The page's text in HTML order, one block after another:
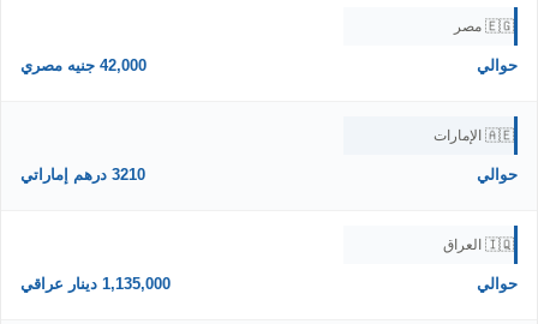
🇪🇬 مصر
حوالي 42,000 جنيه مصري
🇦🇪 الإمارات
حوالي 3210 درهم إماراتي
🇮🇶 العراق
حوالي 1,135,000 دينار عراقي